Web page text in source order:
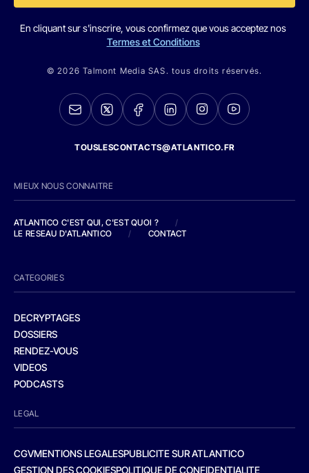
En cliquant sur s'inscrire, vous confirmez que vous acceptez nos
Termes et Conditions
© 2026 Talmont Media SAS. tous droits réservés.
TOUSLESCONTACTS@ATLANTICO.FR
MIEUX NOUS CONNAITRE
ATLANTICO C'EST QUI, C'EST QUOI ?
/
LE RESEAU D'ATLANTICO
/ CONTACT
CATEGORIES
DECRYPTAGES
DOSSIERS
RENDEZ-VOUS
VIDEOS
PODCASTS
LEGAL
CGVMENTIONS LEGALESPUBLICITE SUR ATLANTICO
GESTION DES COOKIESPOLITIQUE DE CONFIDENTIALITE